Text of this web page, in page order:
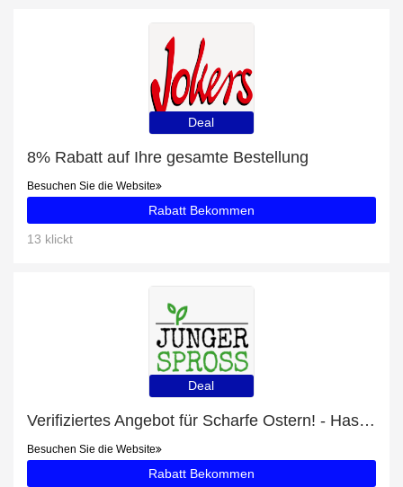
Deal
8% Rabatt auf Ihre gesamte Bestellung
Besuchen Sie die Website
Rabatt Bekommen
13 klickt
Deal
Verifiziertes Angebot für Scharfe Ostern! - Hasenskizze (Chili): 10% Rabatt
Besuchen Sie die Website
Rabatt Bekommen